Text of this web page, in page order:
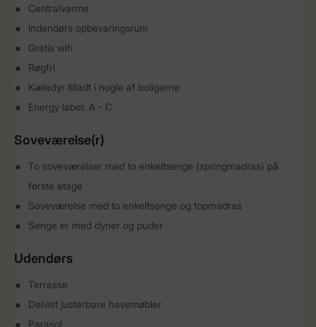
Centralvarme
Indendørs opbevaringsrum
Gratis wifi
Røgfri
Kæledyr tilladt i nogle af boligerne
Energy label: A - C
Soveværelse(r)
To soveværelser med to enkeltsenge (springmadras) på
første etage
Soveværelse med to enkeltsenge og topmadras
Senge er med dyner og puder
Udendørs
Terrasse
Delvist justerbare havemøbler
Parasol